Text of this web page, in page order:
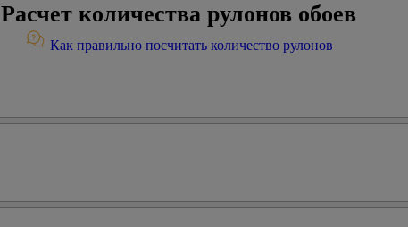
Расчет количества рулонов обоев
Как правильно посчитать количество рулонов